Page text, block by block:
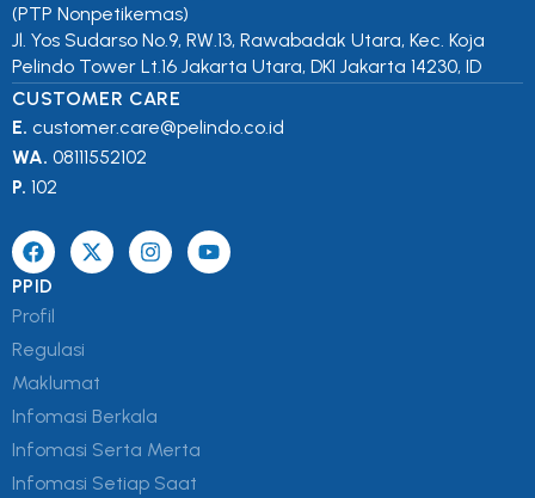
(PTP Nonpetikemas)
Jl. Yos Sudarso No.9, RW.13, Rawabadak Utara, Kec. Koja
Pelindo Tower Lt.16 Jakarta Utara, DKI Jakarta 14230, ID
CUSTOMER CARE
E. customer.care@pelindo.co.id
WA. 08111552102
P. 102
PPID
Profil
Regulasi
Maklumat
Infomasi Berkala
Infomasi Serta Merta
Infomasi Setiap Saat